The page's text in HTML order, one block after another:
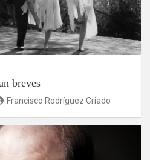
breves
Francisco Rodríguez Criado